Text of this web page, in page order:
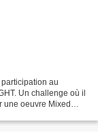
au
Un challenge où il
une oeuvre Mixed